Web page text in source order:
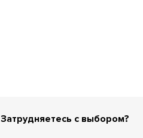
Затрудняетесь с выбором?